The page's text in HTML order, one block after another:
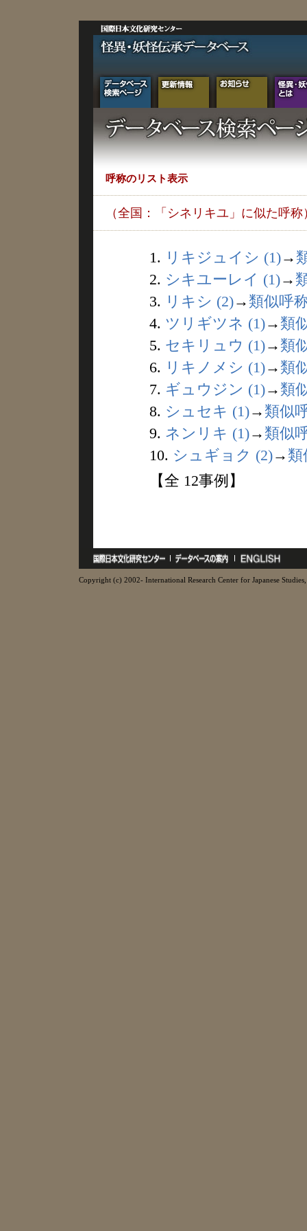
呼称のリスト表示
（全国：「シネリキユ」に似た呼称
1. リキジュイシ (1)→
2. シキユーレイ (1)→
3. リキシ (2)→ 類似呼
4. ツリギツネ (1)→ 類
5. セキリュウ (1)→ 類
6. リキノメシ (1)→ 類
7. ギュウジン (1)→ 類
8. シュセキ (1)→ 類似
9. ネンリキ (1)→ 類似
10. シュギョク (2)→ 類
【全 12事例】
Copyright (c) 2002- International Research Center for Japanese